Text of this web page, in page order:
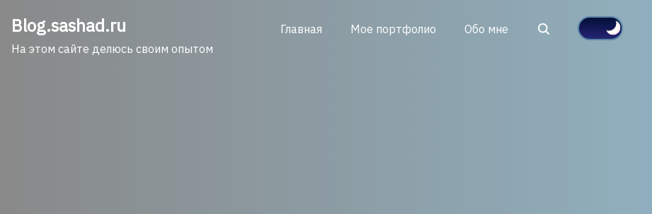
content
Blog.sashad.ru
На этом сайте делюсь своим опытом
Главная Мое портфолио Обо мне Search